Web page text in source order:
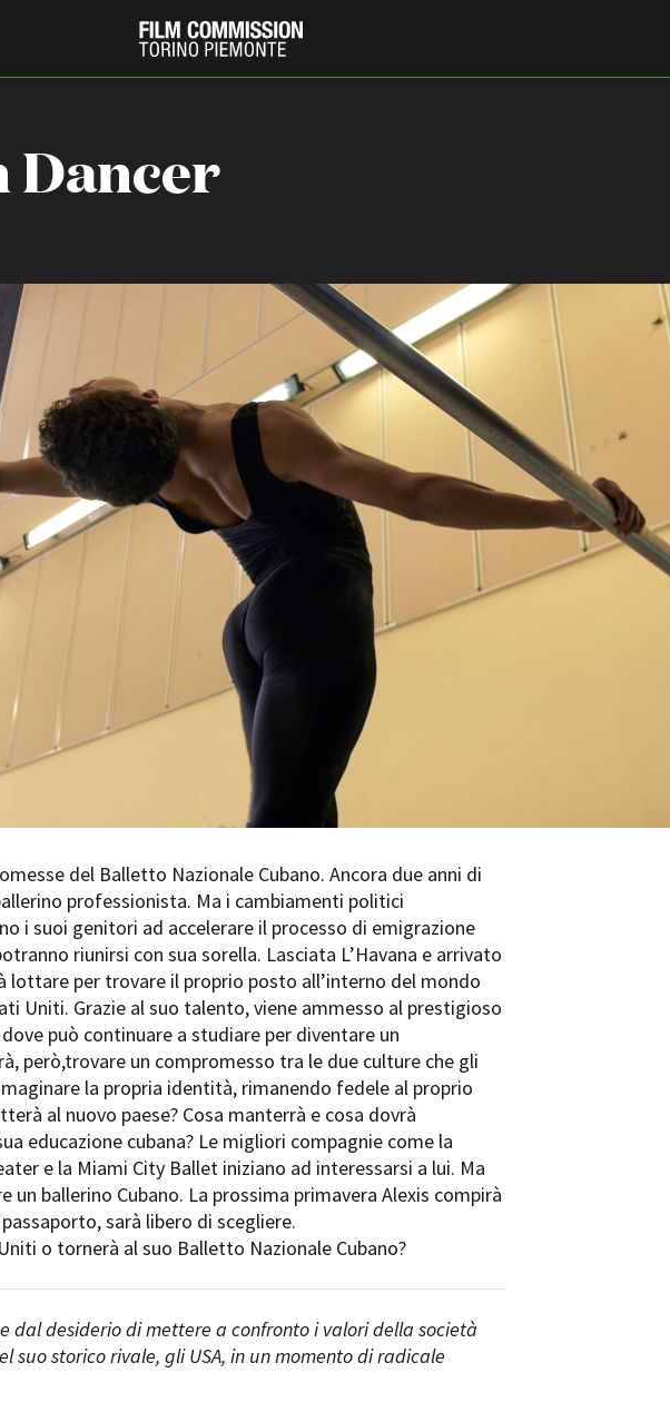
Italiano English
PRODUCTION GUIDE
Società di produzione
Strutture di servizio
Professionisti
Attrici-Attori
Beginners
LOCATION GUIDE
TFI Torino Film Industry - Production
Days
Avenue Cove - Erasmus +
Guarda che storia!
La Grazia - Immagini e location della
Torino di Paolo Sorrentino
Open Day
Ciak in TOur!
FESTIVAL, MARKETS, AWARDS
International Film Festival Rotterdam
Berlinale Internationalen
Filmfestspiele Berlin
Festival de Cannes
Biografilm Festival - Bio to B Industry
Locarno Film Festival
Mostra Internazionale d’Arte
Cinematografica Venezia
Toronto International Film Festival
Festa del Cinema di Roma
Newsletter
Stage - Tirocini - Scuola e Lavoro
Elenco Operatori Economici per
affidamento lavori in economia
gare Contatti Privacy Cookie policy Whistleblowing Credits
Dancer
del Balletto Nazionale Cubano. Ancora due anni di
professionista. Ma i cambiamenti politici
i suoi genitori ad accelerare il processo di emigrazione
riunirsi con sua sorella. Lasciata L’Havana e arrivato
lottare per trovare il proprio posto all’interno del mondo
Uniti. Grazie al suo talento, viene ammesso al prestigioso
può continuare a studiare per diventare un
però,trovare un compromesso tra le due culture che gli
la propria identità, rimanendo fedele al proprio
al nuovo paese? Cosa manterrà e cosa dovrà
educazione cubana? Le migliori compagnie come la
e la Miami City Ballet iniziano ad interessarsi a lui. Ma
un ballerino Cubano. La prossima primavera Alexis compirà
sarà libero di scegliere.
o tornerà al suo Balletto Nazionale Cubano?
dal desiderio di mettere a confronto i valori della società
suo storico rivale, gli USA, in un momento di radicale